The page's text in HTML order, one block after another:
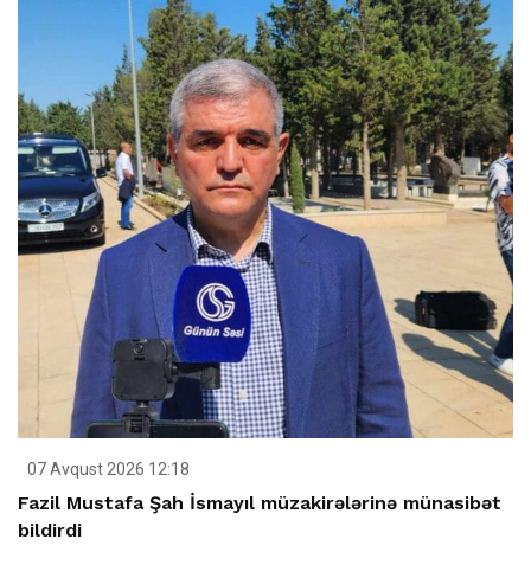
07 Avqust 2026 12:18
Fazil Mustafa Şah İsmayıl müzakirələrinə münasibət
bildirdi